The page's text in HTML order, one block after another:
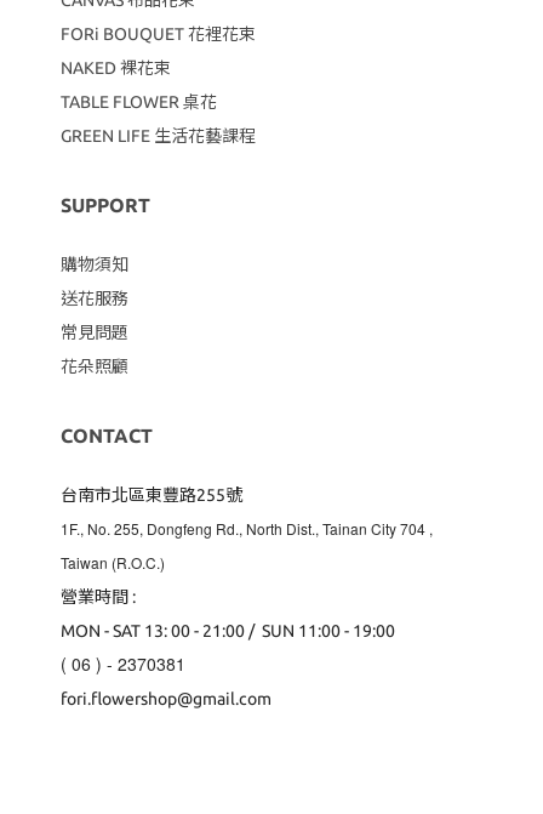
FORi BOUQUET 花裡花束
NAKED 裸花束
TABLE FLOWER 桌花
GREEN LIFE 生活花藝課程
SUPPORT
購物須知
送花服務
常見問題
花朵照顧
CONTACT
台南市北區東豐路255號
1F., No. 255, Dongfeng Rd., North Dist., Tainan City 704 ,
Taiwan (R.O.C.)
營業時間 :
MON - SAT 13: 00 - 21:00 / SUN 11:00 - 19:00
( 06 ) - 2370381
fori.flowershop@gmail.com